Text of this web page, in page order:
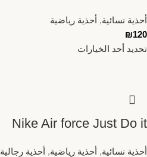
أحذية نسائية, أحذية رياضية
₪120
تحديد أحد الخيارات
Nike Air force Just Do it
أحذية نسائية, أحذية رياضية, أحذية رجالية